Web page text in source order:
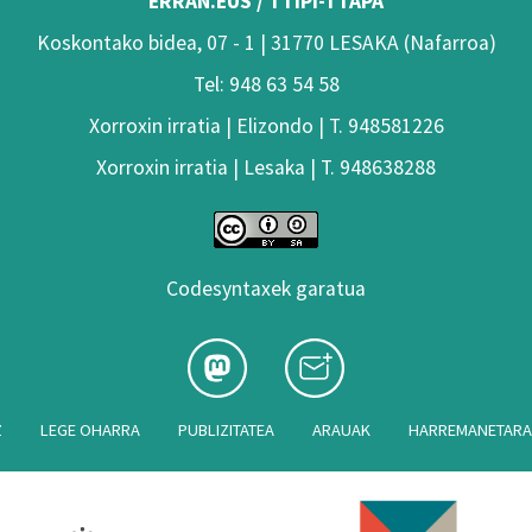
Koskontako bidea, 07 - 1 | 31770 LESAKA (Nafarroa)
Tel: 948 63 54 58
Xorroxin irratia | Elizondo | T. 948581226
Xorroxin irratia | Lesaka | T. 948638288
Codesyntaxek garatua
LEGE OHARRA PUBLIZITATEA ARAUAK